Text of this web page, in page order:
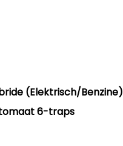
(Elektrisch/Benzine)
6-traps